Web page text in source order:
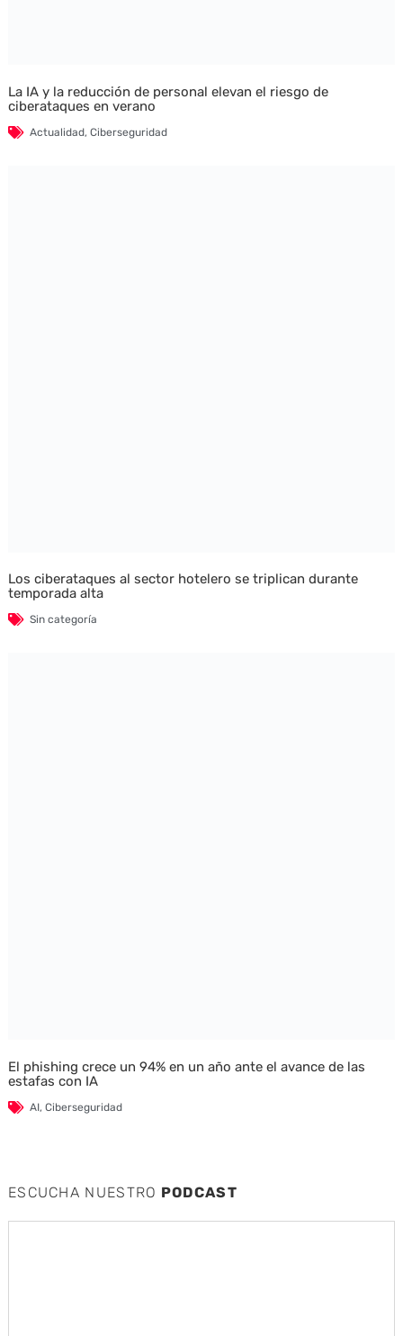
La IA y la reducción de personal elevan el riesgo de
ciberataques en verano
Actualidad, Ciberseguridad
Los ciberataques al sector hotelero se triplican durante
temporada alta
Sin categoría
El phishing crece un 94% en un año ante el avance de las
estafas con IA
AI, Ciberseguridad
ESCUCHA NUESTRO PODCAST